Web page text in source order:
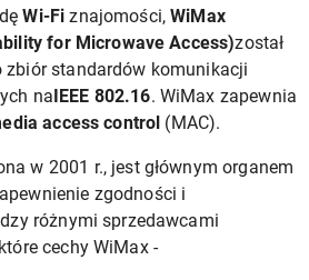
Wi-Fi znajomości,WiMax
for Microwave Access)został
zbiór standardów komunikacji
naIEEE 802.16. WiMax zapewnia
access control (MAC).
w 2001 r., jest głównym organem
zgodności i
różnymi sprzedawcami
cechy WiMax -